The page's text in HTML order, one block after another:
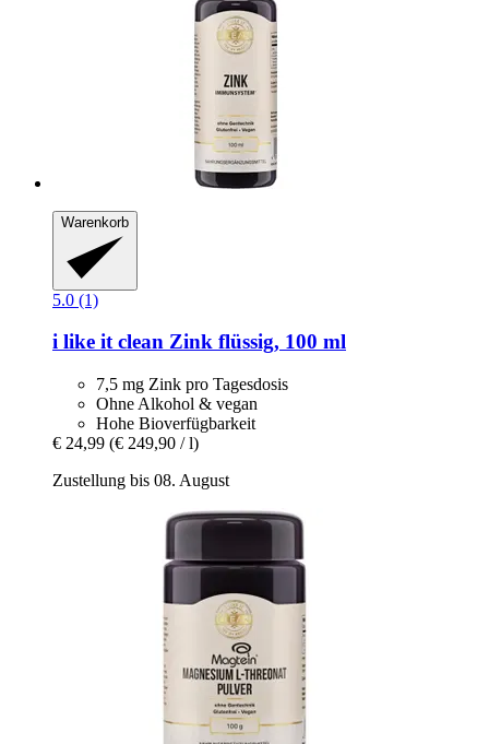
Warenkorb
5.0 (1)
i like it clean Zink flüssig, 100 ml
7,5 mg Zink pro Tagesdosis
Ohne Alkohol & vegan
Hohe Bioverfügbarkeit
€ 24,99 (€ 249,90 / l)
Zustellung bis 08. August